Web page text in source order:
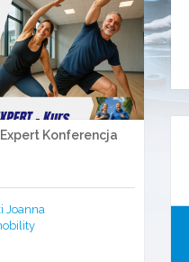
Konferencja
Joanna